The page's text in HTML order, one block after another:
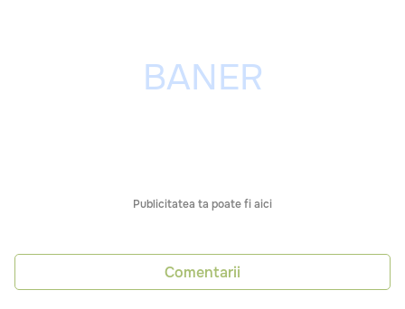
Publicitatea ta poate fi aici
Comentarii